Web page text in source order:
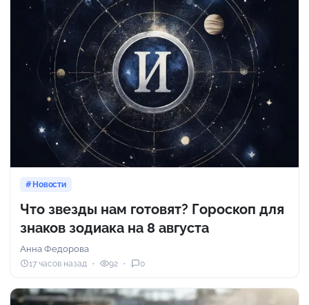
Новости
Что звезды нам готовят? Гороскоп для
знаков зодиака на 8 августа
Анна Федорова
17 часов назад 92 0